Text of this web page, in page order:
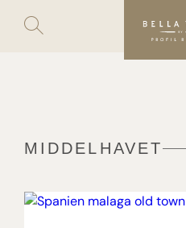
Skip
Toggle
search
MIDDELHAVET